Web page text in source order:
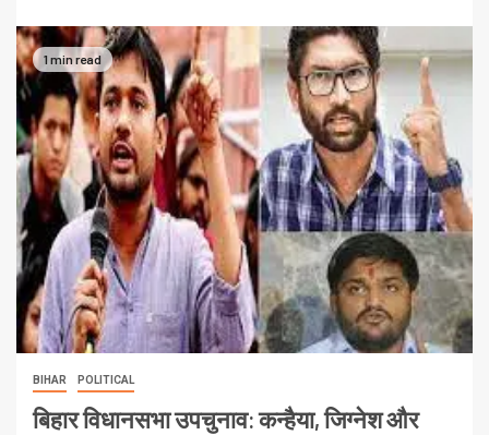
1 min read
BIHAR POLITICAL
बिहार विधानसभा उपचुनाव: कन्हैया, जिग्नेश और